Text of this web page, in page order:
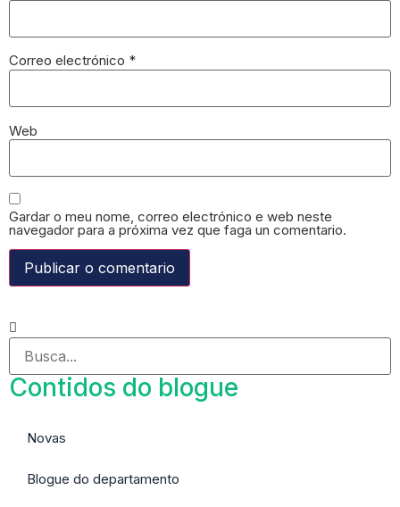
Correo electrónico *
Web
Gardar o meu nome, correo electrónico e web neste
navegador para a próxima vez que faga un comentario.
Contidos do blogue
Novas
Blogue do departamento